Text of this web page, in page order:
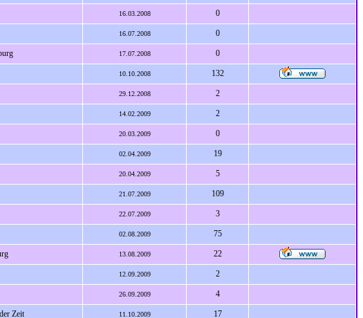
16.03.2008 0
16.07.2008 0
17.07.2008 0
10.10.2008 132
29.12.2008 2
14.02.2009 2
20.03.2009 0
02.04.2009 19
20.04.2009 5
21.07.2009 109
22.07.2009 3
02.08.2009 75
13.08.2009 22
12.09.2009 2
26.09.2009 4
Zeit 11.10.2009 17